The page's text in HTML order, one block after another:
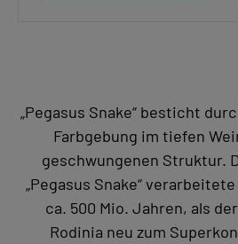
„Pegasus Snake“ besticht
Farbgebung im tiefen
geschwungenen Struktur.
„Pegasus Snake“
ca. 500 Mio. Jahren, als
Rodinia neu zum